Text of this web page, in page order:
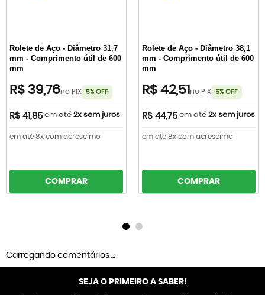
Rolete de Aço - Diâmetro 31,7
mm - Comprimento útil de 600
mm
R$ 39,76no PIX 5% OFF
R$ 41,85 em até 2x sem juros
em até 8x com acréscimo
COMPRAR
Rolete de Aço - Diâmetro 38,1
mm - Comprimento útil de 600
mm
R$ 42,51 no PIX 5% OFF
R$ 44,75 em até 2x sem juros
em até 8x com acréscimo
COMPRAR
Carregando comentários ...
SEJA O PRIMEIRO A SABER!